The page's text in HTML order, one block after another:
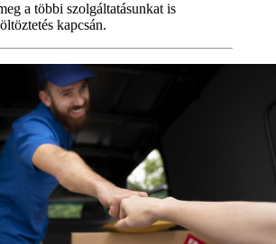
a többi szolgáltatásunkat is
kapcsán.